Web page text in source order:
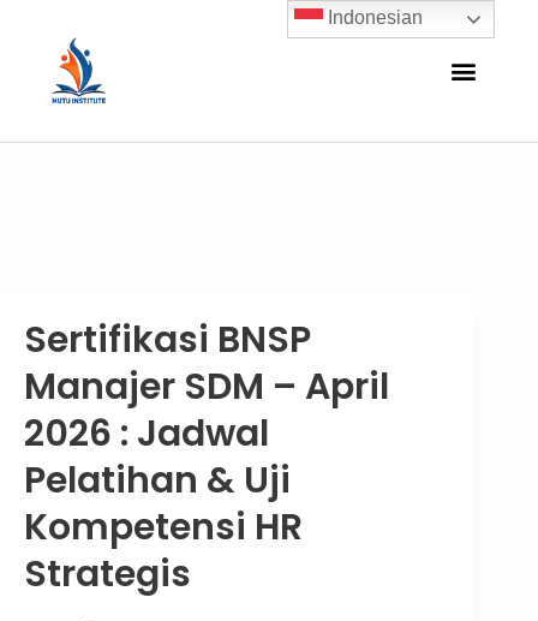
Sertifikasi BNSP
Manajer SDM – April
2026 : Jadwal
Pelatihan & Uji
Kompetensi HR
Strategis
Indonesian